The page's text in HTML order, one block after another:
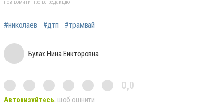
повідомити про це редакцію
#николаев #дтп #трамвай
Булах Нина Викторовна
0,0
Авторизуйтесь, щоб оцінити